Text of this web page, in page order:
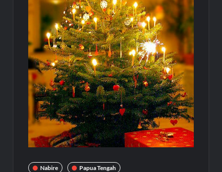
Nabire Papua Tengah